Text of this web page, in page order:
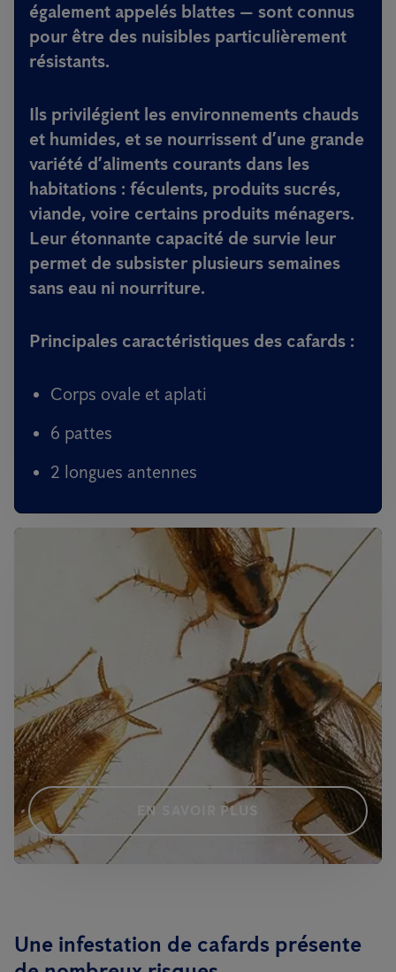
également appelés blattes — sont connus
pour être des nuisibles particulièrement
résistants.
Ils privilégient les environnements chauds
et humides, et se nourrissent d’une grande
variété d’aliments courants dans les
habitations : féculents, produits sucrés,
viande, voire certains produits ménagers.
Leur étonnante capacité de survie leur
permet de subsister plusieurs semaines
sans eau ni nourriture.
Principales caractéristiques des cafards :
Corps ovale et aplati
6 pattes
2 longues antennes
EN SAVOIR PLUS
Une infestation de cafards présente